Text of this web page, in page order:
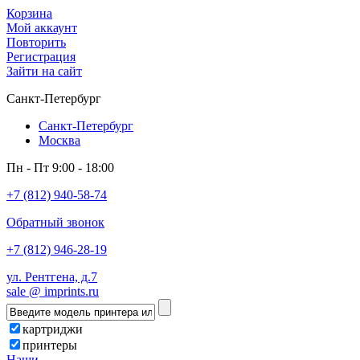
Корзина
Мой аккаунт
Повторить
Регистрация
Зайти на сайт
Санкт-Петербург
Санкт-Петербург
Москва
Пн - Пт 9:00 - 18:00
+7 (812) 940-58-74
Обратный звонок
+7 (812) 946-28-19
ул. Рентгена, д.7
sale @ imprints.ru
картриджи
принтеры